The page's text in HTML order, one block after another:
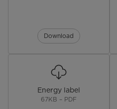
Compressor
Refrigerante Tipo, (g)
Pretection Against Electric Shock
Download
Energy label
67KB – PDF